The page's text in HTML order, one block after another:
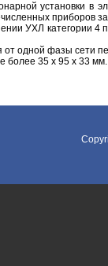
установки в
приборов
УХЛ
от одной фазы сети
более 35 х 95 х 33 мм.